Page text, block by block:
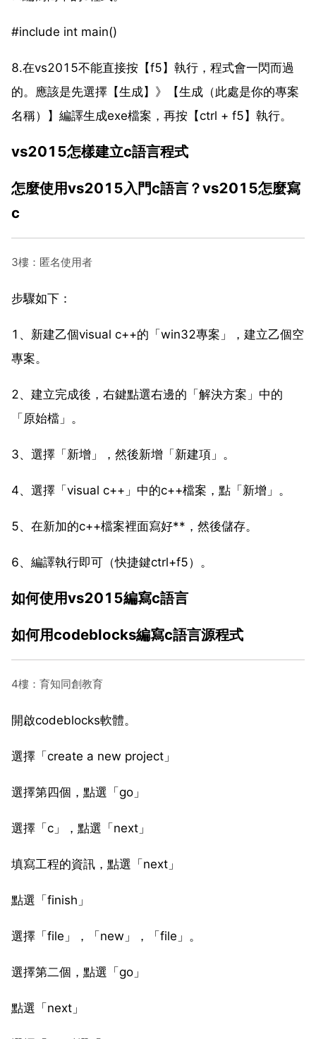
#include int main()
8.在vs2015不能直接按【f5】執行，程式會一閃而過
的。應該是先選擇【生成】》【生成（此處是你的專案
名稱）】編譯生成exe檔案，再按【ctrl + f5】執行。
vs2015怎樣建立c語言程式
怎麼使用vs2015入門c語言？vs2015怎麼寫
c
3樓：匿名使用者
步驟如下：
1、新建乙個visual c++的「win32專案」，建立乙個空
專案。
2、建立完成後，右鍵點選右邊的「解決方案」中的
「原始檔」。
3、選擇「新增」，然後新增「新建項」。
4、選擇「visual c++」中的c++檔案，點「新增」。
5、在新加的c++檔案裡面寫好**，然後儲存。
6、編譯執行即可（快捷鍵ctrl+f5）。
如何使用vs2015編寫c語言
如何用codeblocks編寫c語言源程式
4樓：育知同創教育
開啟codeblocks軟體。
選擇「create a new project」
選擇第四個，點選「go」
選擇「c」，點選「next」
填寫工程的資訊，點選「next」
點選「finish」
選擇「file」，「new」，「file」。
選擇第二個，點選「go」
點選「next」